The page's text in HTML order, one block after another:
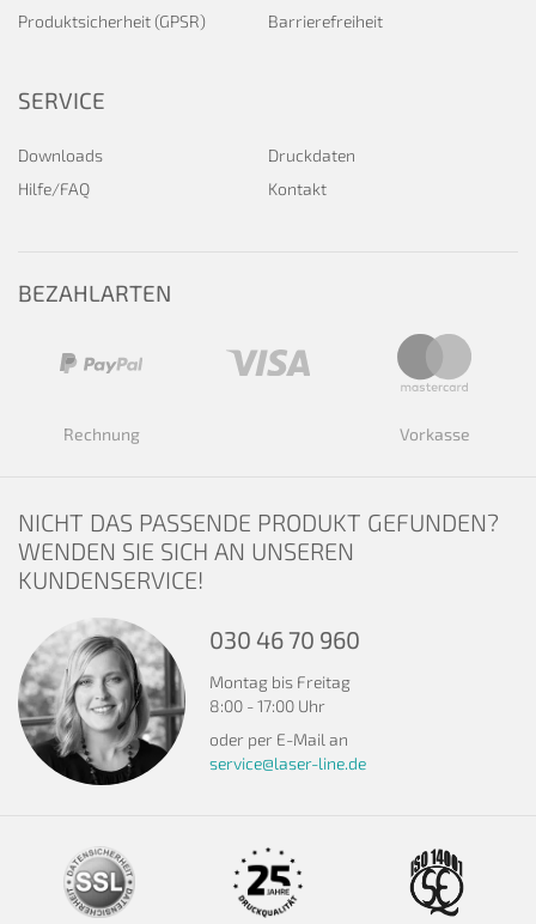
Produktsicherheit (GPSR)
Barrierefreiheit
SERVICE
Downloads
Druckdaten
Hilfe/FAQ
Kontakt
BEZAHLARTEN
Rechnung Vorkasse
NICHT DAS PASSENDE PRODUKT GEFUNDEN?
WENDEN SIE SICH AN UNSEREN
KUNDENSERVICE!
030 46 70 960
Montag bis Freitag
8:00 - 17:00 Uhr
oder per E-Mail an
service@laser-line.de